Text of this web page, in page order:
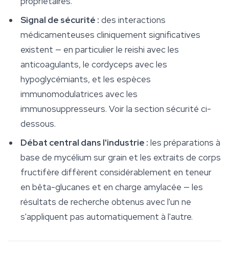
Signal de sécurité : des interactions
médicamenteuses cliniquement significatives
existent — en particulier le reishi avec les
anticoagulants, le cordyceps avec les
hypoglycémiants, et les espèces
immunomodulatrices avec les
immunosuppresseurs. Voir la section sécurité ci-
dessous.
Débat central dans l'industrie : les préparations à
base de mycélium sur grain et les extraits de corps
fructifère diffèrent considérablement en teneur
en bêta-glucanes et en charge amylacée — les
résultats de recherche obtenus avec l'un ne
s'appliquent pas automatiquement à l'autre.